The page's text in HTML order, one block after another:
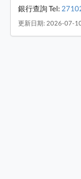
銀行查詢 Tel:
更新日期: 2026-07-